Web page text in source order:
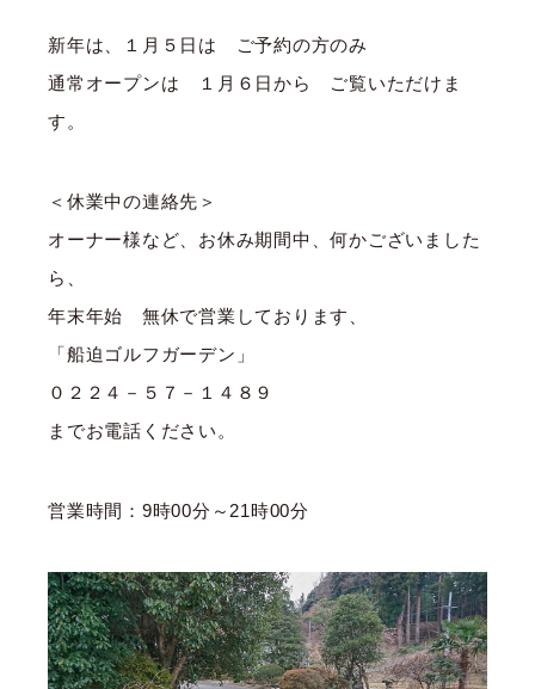
新年は、１月５日は ご予約の方のみ
通常オープンは １月６日から ご覧いただけま
す。
＜休業中の連絡先＞
オーナー様など、お休み期間中、何かございました
ら、
年末年始 無休で営業しております、
「船迫ゴルフガーデン」
０２２４－５７－１４８９
までお電話ください。
営業時間：9時00分～21時00分